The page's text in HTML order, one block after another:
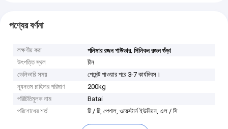
পণ্যের বর্ণনা
লক্ষণীয় করা পলিমার রজন পাউডার,সিলিকন রজন গুঁড়া
উৎপত্তি স্থল
চীন
ডেলিভারি সময়
পেমেন্ট পাওয়ার পরে 3-7 কার্যদিবস।
ন্যূনতম চাহিদার পরিমাণ
200kg
পরিচিতিমুলক নাম
Batai
পরিশোধের শর্ত
টি / টি, পেপাল, ওয়েস্টার্ন ইউনিয়ন, এল / সি